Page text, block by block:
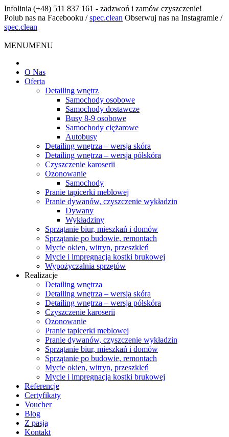
Infolinia (+48) 511 837 161 - zadzwoń i zamów czyszczenie!
Polub nas na Facebooku /spec.clean Obserwuj nas na Instagramie /
spec.clean
MENUMENU
O Nas
Oferta
Detailing wnętrz
Samochody osobowe
Samochody dostawcze
Busy 8-9 osobowe
Samochody ciężarowe
Autobusy
Detailing wnętrza – wersja skóra
Detailing wnętrza – wersja półskóra
Czyszczenie karoserii
Ozonowanie
Samochody
Pranie tapicerki meblowej
Pranie dywanów, czyszczenie wykładzin
Dywany
Wykładziny
Sprzątanie biur, mieszkań i domów
Sprzątanie po budowie, remontach
Mycie okien, witryn, przeszkleń
Mycie i impregnacja kostki brukowej
Wypożyczalnia sprzętów
Realizacje
Detailing wnętrza
Detailing wnętrza – wersja skóra
Detailing wnętrza – wersja półskóra
Czyszczenie karoserii
Ozonowanie
Pranie tapicerki meblowej
Pranie dywanów, czyszczenie wykładzin
Sprzątanie biur, mieszkań i domów
Sprzątanie po budowie, remontach
Mycie okien, witryn, przeszkleń
Mycie i impregnacja kostki brukowej
Referencje
Certyfikaty
Voucher
Blog
Z pasją
Kontakt